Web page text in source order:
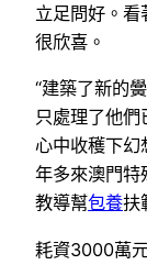
立足問好。
很欣喜。
“建築了新的
只處理了他
心中收穫下幻
年多來澳門特
教導幫包養扶
耗資3000萬